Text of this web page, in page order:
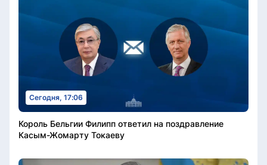
Сегодня, 17:06
Король Бельгии Филипп ответил на поздравление
Касым-Жомарту Токаеву